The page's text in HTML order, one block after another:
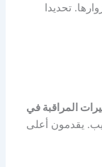
تحديدا
المراقبة في
يقدمون أعلى